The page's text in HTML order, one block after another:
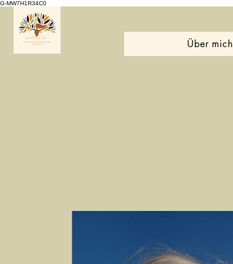
G-MW7H1R34C0
Über mich